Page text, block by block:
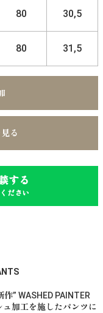
80 30,5
80 31,5
る
する
ださい
” WASHED PAINTER
加工を施したパンツに